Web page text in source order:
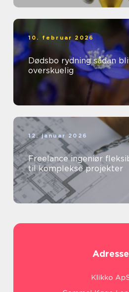
10. februar 2026
Dødsbo rydning sådan bliver processen
overskuelig
12. januar 2026
Freelance ingeniør fleksibel ekspertise
til komplekse projekter
Adresse